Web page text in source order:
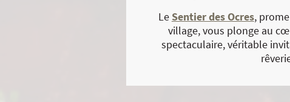
Le Sentier des Ocres,
village, vous plonge au
spectaculaire, véritable